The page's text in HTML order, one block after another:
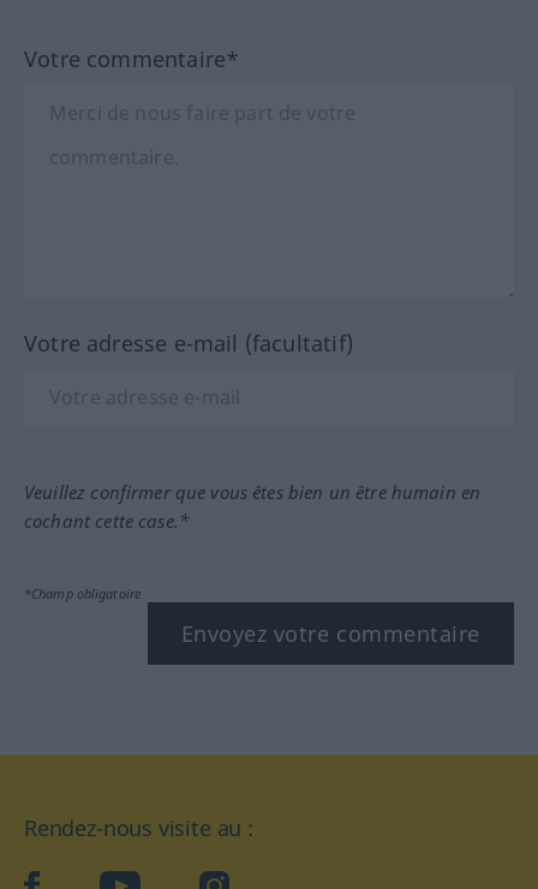
Votre commentaire*
Votre adresse e-mail (facultatif)
Veuillez confirmer que vous êtes bien un être humain en
cochant cette case.*
*Champ obligatoire
Envoyez votre commentaire
Rendez-nous visite au :